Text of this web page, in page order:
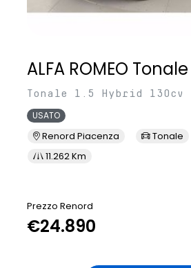
ALFA ROMEO Tonale
Tonale 1.5 Hybrid 130cv
USATO
Renord Piacenza Tonale
11.262 Km
Prezzo Renord
€24.890